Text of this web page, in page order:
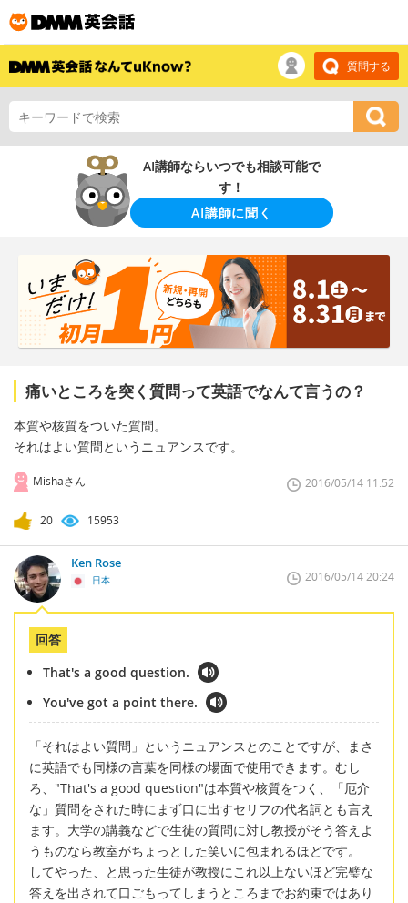
質問する
AI講師ならいつでも相談可能で
す！
AI講師に聞く
痛いところを突く質問って英語でなんて言うの？
本質や核質をついた質問。
それはよい質問というニュアンスです。
Mishaさん 2016/05/14 11:52
20 15953
Ken Rose
日本 2016/05/14 20:24
回答
That's a good question.
You've got a point there.
「それはよい質問」というニュアンスとのことですが、まさ
に英語でも同様の言葉を同様の場面で使用できます。むし
ろ、"That's a good question"は本質や核質をつく、「厄介
な」質問をされた時にまず口に出すセリフの代名詞とも言え
ます。大学の講義などで生徒の質問に対し教授がそう答えよ
うものなら教室がちょっとした笑いに包まれるほどです。
してやった、と思った生徒が教授にこれ以上ないほど完璧な
答えを出されて口ごもってしまうところまでお約束ではあり